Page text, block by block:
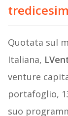
Quotata sul
Italiana,
venture
portafoglio,
suo